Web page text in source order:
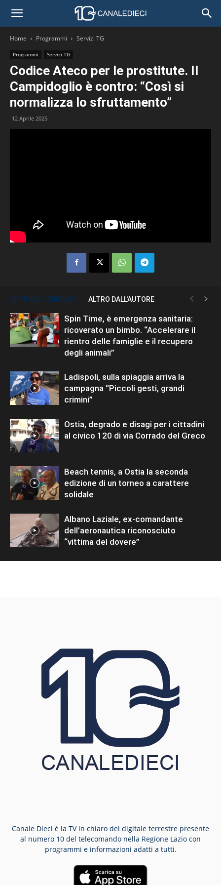
Home Programmi Servizi TG
Programmi Servizi TG
Codice Ateco per le prostitute. Il
Campidoglio è contro: “Così si
normalizza lo sfruttamento”
12 Aprile 2025
ARTICOLI CORRELATI ALTRO DALL'AUTORE
Spin Time, è emergenza sanitaria:
ricoverato un bimbo. “Accelerare il
rientro delle famiglie e il recupero
degli animali”
Ladispoli, sulla spiaggia arriva la
campagna “Piccoli gesti, grandi
crimini”
Ostia, degrado e disagi per i cittadini
al civico 120 di via Corrado del Greco
Beach tennis, a Ostia la seconda
edizione di un torneo a carattere
solidale
Albano Laziale, ex-comandante
dell’aeronautica riconosciuto
“vittima del dovere”
Canale Dieci è la TV in chiaro del digitale terrestre presente
al numero 10 del telecomando nella Regione Lazio con
programmi e informazioni adatti a tutti.